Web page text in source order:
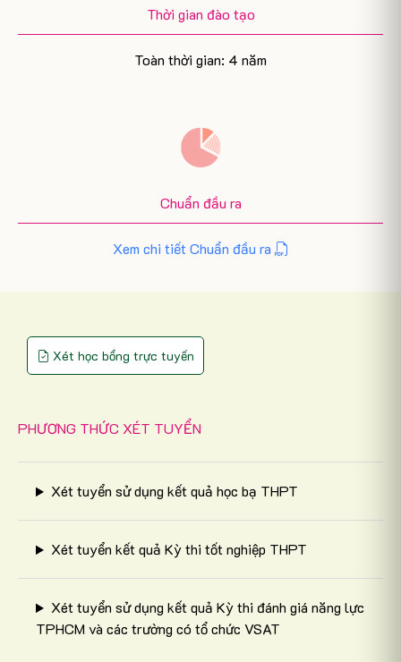
Thời gian đào tạo
Toàn thời gian: 4 năm
Chuẩn đầu ra
Xem chi tiết Chuẩn đầu ra
Xét học bổng trực tuyến
PHƯƠNG THỨC XÉT TUYỂN
Xét tuyển sử dụng kết quả học bạ THPT
Xét tuyển kết quả Kỳ thi tốt nghiệp THPT
Xét tuyển sử dụng kết quả Kỳ thi đánh giá năng lực
TPHCM và các trường có tổ chức VSAT